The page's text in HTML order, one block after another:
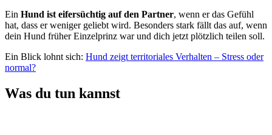
Ein Hund ist eifersüchtig auf den Partner, wenn er das Gefühl
hat, dass er weniger geliebt wird. Besonders stark fällt das auf, wenn
dein Hund früher Einzelprinz war und dich jetzt plötzlich teilen soll.
Ein Blick lohnt sich: Hund zeigt territoriales Verhalten – Stress oder
normal?
Was du tun kannst